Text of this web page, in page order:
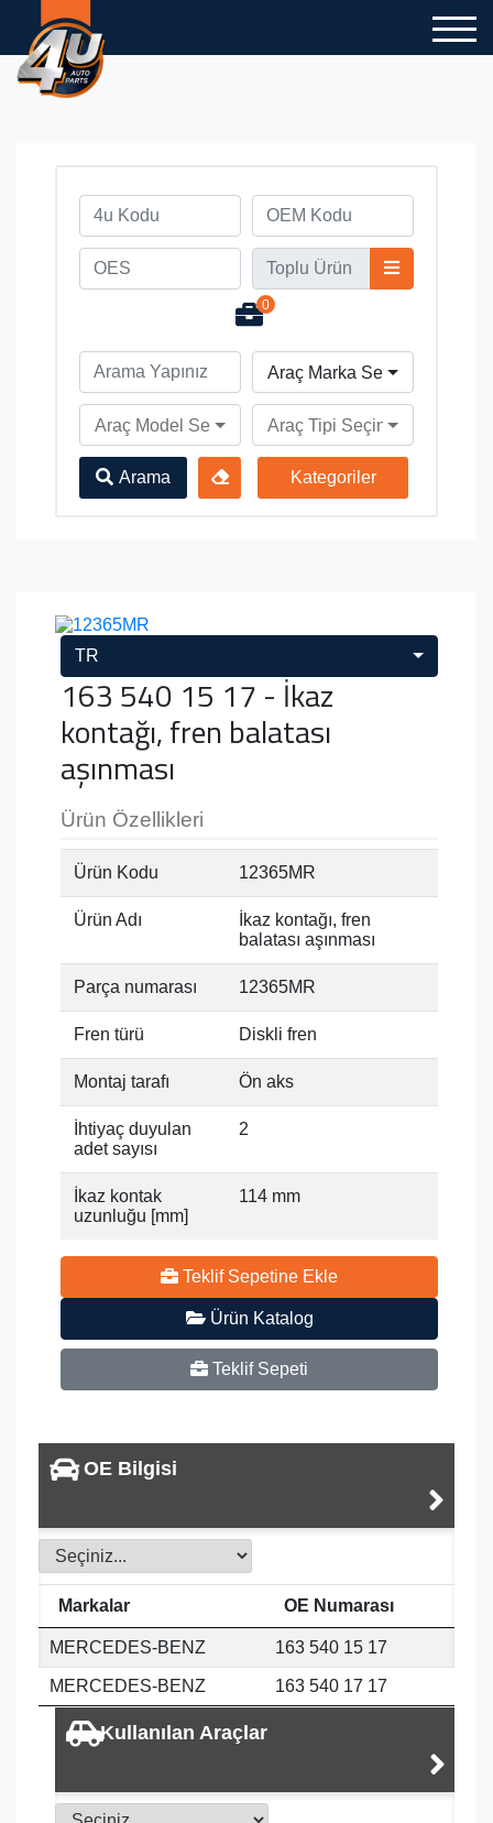
0
Araç Marka Seçiniz
Araç Model Seçiniz Araç Tipi Seçiniz
Arama Kategoriler
TR
163 540 15 17 - İkaz
kontağı, fren balatası
aşınması
Ürün Özellikleri
Ürün Kodu 12365MR
Ürün Adı
İkaz kontağı, fren
balatası aşınması
Parça numarası 12365MR
Fren türü Diskli fren
Montaj tarafı Ön aks
İhtiyaç duyulan
adet sayısı
2
İkaz kontak
uzunluğu [mm]
114 mm
Teklif Sepetine Ekle
Ürün Katalog
Teklif Sepeti
OE Bilgisi
Markalar OE Numarası
MERCEDES-BENZ 163 540 15 17
MERCEDES-BENZ 163 540 17 17
Kullanılan Araçlar